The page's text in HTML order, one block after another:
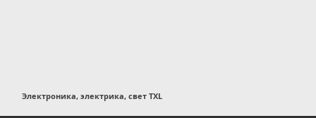
Электроника, электрика, свет TXL